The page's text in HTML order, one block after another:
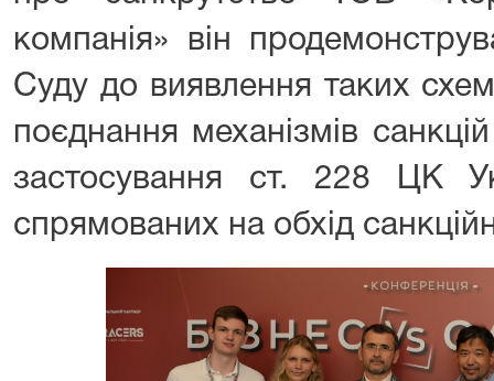
компанія» він
Суду до виявлення таких
поєднання механізмів
застосування ст. 228 ЦК
спрямованих на обхід